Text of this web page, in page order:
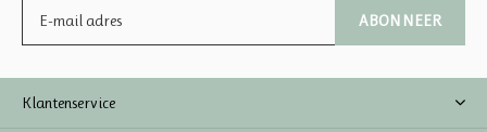
ABONNEER
Klantenservice